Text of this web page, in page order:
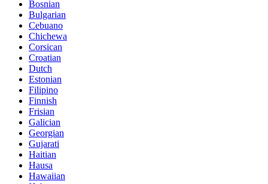
Bosnian
Bulgarian
Cebuano
Chichewa
Corsican
Croatian
Dutch
Estonian
Filipino
Finnish
Frisian
Galician
Georgian
Gujarati
Haitian
Hausa
Hawaiian